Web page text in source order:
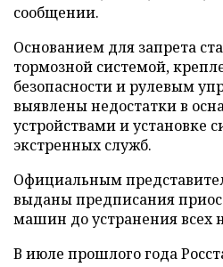
сообщении.
Основанием для запрета
тормозной системой,
безопасности и рулевым
выявлены недостатки в
устройствами и установке
экстренных служб.
Официальным
выданы предписания
машин до устранения всех
В июле прошлого года